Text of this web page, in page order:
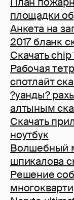
площадки
Анкета на
2017 бланк
Скачать chip
Рабочая
спотлайт
?уанды?
алтыным
Скачать
ноутбук
Волшебный
шпикалова
Решение